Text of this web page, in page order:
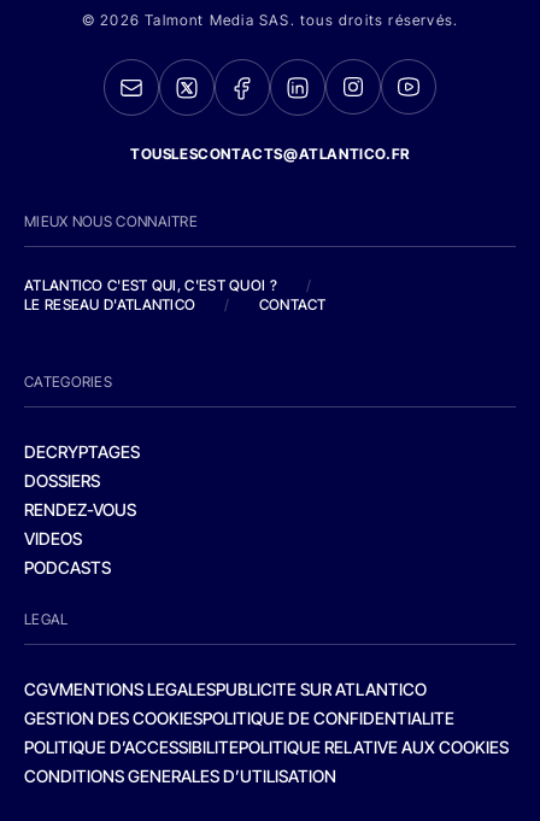
© 2026 Talmont Media SAS. tous droits réservés.
TOUSLESCONTACTS@ATLANTICO.FR
MIEUX NOUS CONNAITRE
ATLANTICO C'EST QUI, C'EST QUOI ?
/
LE RESEAU D'ATLANTICO
/ CONTACT
CATEGORIES
DECRYPTAGES
DOSSIERS
RENDEZ-VOUS
VIDEOS
PODCASTS
LEGAL
CGVMENTIONS LEGALESPUBLICITE SUR ATLANTICO
GESTION DES COOKIESPOLITIQUE DE CONFIDENTIALITE
POLITIQUE D’ACCESSIBILITEPOLITIQUE RELATIVE AUX COOKIES
CONDITIONS GENERALES D’UTILISATION